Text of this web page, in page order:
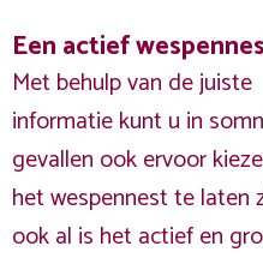
Een actief
Met behulp van de juiste
informatie kunt u in
gevallen ook ervoor
het wespennest te laten
ook al is het actief en